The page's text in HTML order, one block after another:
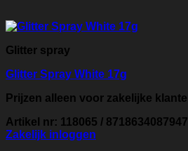
Glitter spray
Glitter Spray White 17g
Prijzen alleen voor zakelijke
Artikel nr: 118065 / 8718634087947
Zakelijk inloggen